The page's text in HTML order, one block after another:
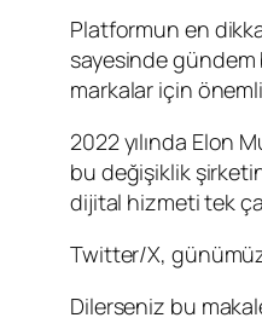
Platformun en
sayesinde gündem
markalar için
2022 yılında Elon
bu değişiklik
dijital hizmeti tek
Twitter/X,
Dilerseniz bu